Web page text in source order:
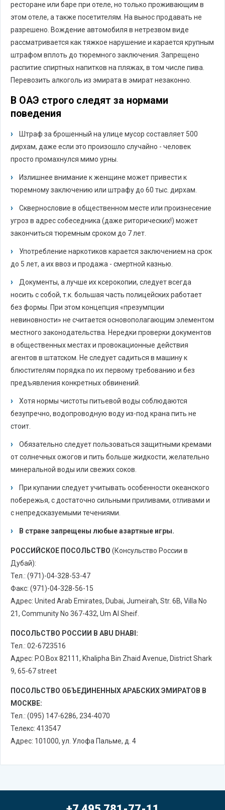
ресторане или баре при отеле, но только проживающим в
этом отеле, а также посетителям. На вынос продавать не
разрешено. Вождение автомобиля в нетрезвом виде
рассматривается как тяжкое нарушение и карается крупным
штрафом вплоть до тюремного заключения. Запрещено
распитие спиртных напитков на пляжах, в том числе пива.
Перевозить алкоголь из эмирата в эмират незаконно.
В ОАЭ строго следят за нормами
поведения
Штраф за брошенный на улице мусор составляет 500
дирхам, даже если это произошло случайно - человек
просто промахнулся мимо урны.
Излишнее внимание к женщине может привести к
тюремному заключению или штрафу до 60 тыс. дирхам.
Сквернословие в общественном месте или произнесение
угроз в адрес собеседника (даже риторических!) может
закончиться тюремным сроком до 7 лет.
Употребление наркотиков карается заключением на срок
до 5 лет, а их ввоз и продажа - смертной казнью.
Документы, а лучше их ксерокопии, следует всегда
носить с собой, т.к. большая часть полицейских работает
без формы. При этом концепция «презумпции
невиновности» не считается основополагающим элементом
местного законодательства. Нередки проверки документов
в общественных местах и провокационные действия
агентов в штатском. Не следует садиться в машину к
блюстителям порядка по их первому требованию и без
предъявления конкретных обвинений.
Хотя нормы чистоты питьевой воды соблюдаются
безупречно, водопроводную воду из-под крана пить не
стоит.
Обязательно следует пользоваться защитными кремами
от солнечных ожогов и пить больше жидкости, желательно
минеральной воды или свежих соков.
При купании следует учитывать особенности океанского
побережья, с достаточно сильными приливами, отливами и
с непредсказуемыми течениями.
В стране запрещены любые азартные игры.
РОССИЙСКОЕ ПОСОЛЬСТВО (Консульство России в
Дубай):
Тел.: (971)-04-328-53-47
Факс: (971)-04-328-56-15
Адрес: United Arab Emirates, Dubai, Jumeirah, Str. 6B, Villa No
21, Community No 367-432, Um Al Sheif.
ПОСОЛЬСТВО РОССИИ В ABU DHABI:
Тел.: 02-6723516
Адрес: P.O.Box 82111, Khalipha Bin Zhaid Avenue, District Shark
9, 65-67 street
ПОСОЛЬСТВО ОБЪЕДИНЕННЫХ АРАБСКИХ ЭМИРАТОВ В
МОСКВЕ:
Тел.: (095) 147-6286, 234-4070
Телекс: 413547
Адрес: 101000, ул. Улофа Пальме, д. 4